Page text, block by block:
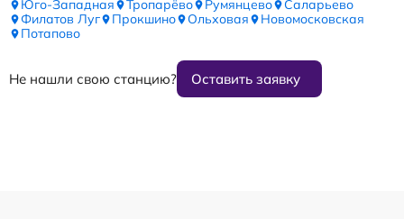
Юго-Западная
Тропарёво Румянцево
Саларьево
Филатов Луг
Прокшино Ольховая
Новомосковская
Потапово
Не нашли свою станцию? Оставить заявку